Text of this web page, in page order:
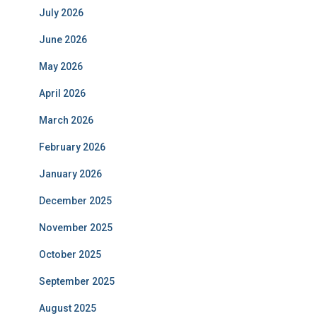
July 2026
June 2026
May 2026
April 2026
March 2026
February 2026
January 2026
December 2025
November 2025
October 2025
September 2025
August 2025